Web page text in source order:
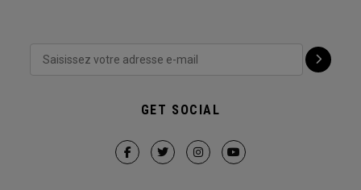
GET SOCIAL